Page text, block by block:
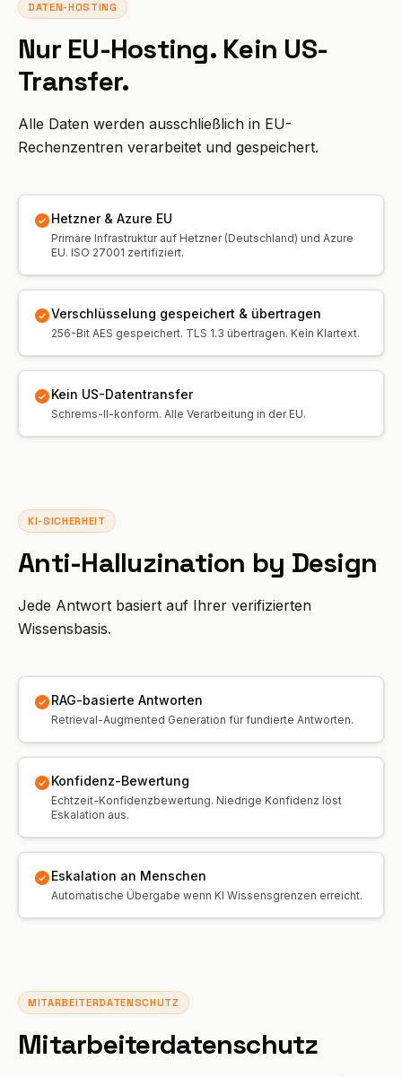
Versicherung
Personalvermittlung
SaaS
DATEN-HOSTING
Nur EU-Hosting. Kein US-
Transfer.
Alle Daten werden ausschließlich in EU-
Rechenzentren verarbeitet und gespeichert.
Hetzner & Azure EU
Primäre Infrastruktur auf Hetzner (Deutschland) und Azure
EU. ISO 27001 zertifiziert.
Verschlüsselung gespeichert & übertragen
256-Bit AES gespeichert. TLS 1.3 übertragen. Kein Klartext.
Kein US-Datentransfer
Schrems-II-konform. Alle Verarbeitung in der EU.
KI-SICHERHEIT
Anti-Halluzination by Design
Jede Antwort basiert auf Ihrer verifizierten
Wissensbasis.
RAG-basierte Antworten
Retrieval-Augmented Generation für fundierte Antworten.
Konfidenz-Bewertung
Echtzeit-Konfidenzbewertung. Niedrige Konfidenz löst
Eskalation aus.
Eskalation an Menschen
Automatische Übergabe wenn KI Wissensgrenzen erreicht.
MITARBEITERDATENSCHUTZ
Mitarbeiterdatenschutz